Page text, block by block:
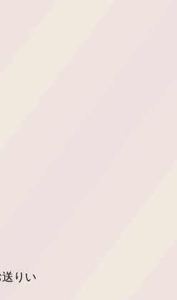
りい